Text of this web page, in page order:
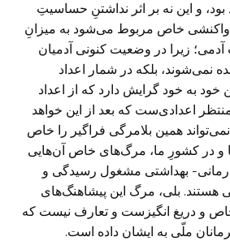
و این نه بر اثر نداشتنِ حساسیتِ
واکنشی خاص مربوط می‌شود به میزانِ
زیرا در وضعیت کنونی آدمیان
نمی‌شوند، بلکه در شمار اعداد
به خود گرایش دارد که از اعداد
منتظر اعدادی‌ست که بعد از این خواهد
همین بلامرگی فراگیر را خاص
و در کشورِ ما، مرگ‌های خاص آن‌هایی
بهداشتی مشغول رسیدگی و
هستند. بلی، مرگ این پیشاهنگ‌های
و دریغ انگیزست و تعارف نیست که
ملّی به ایشان داده است.